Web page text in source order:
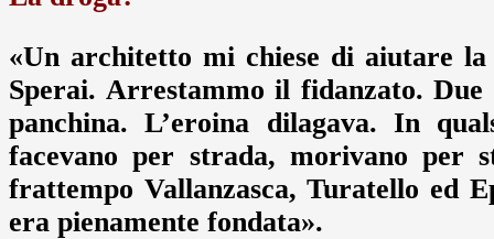
«Un architetto mi chiese di aiutare
Sperai. Arrestammo il fidanzato.
panchina. L’eroina dilagava. In
facevano per strada, morivano per
frattempo Vallanzasca, Turatello ed
era pienamente fondata».